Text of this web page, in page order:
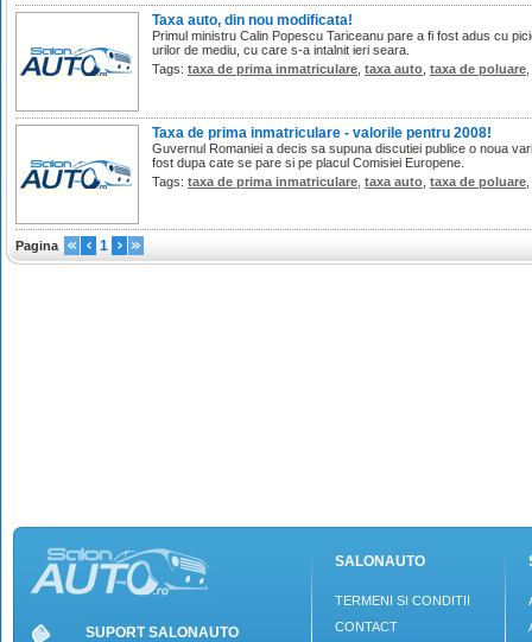
Taxa auto, din nou modificata!
Primul ministru Calin Popescu Tariceanu pare a fi fost adus cu
urilor de mediu, cu care s-a intalnit ieri seara.
Tags: taxa de prima inmatriculare taxa auto taxa de poluare
Taxa de prima inmatriculare - valorile pentru 2008!
Guvernul Romaniei a decis sa supuna discutiei publice o noua
fost dupa cate se pare si pe placul Comisiei Europene.
Tags: taxa de prima inmatriculare taxa auto taxa de poluare
Pagina 1
SUPORT SALONAUTO
SALONAUTO
TERMENI SI CONDITII
CONTACT